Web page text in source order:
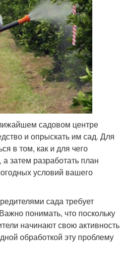
садовом центре
и опрыскать им сад. Для
в том, как и для чего
затем разработать план
условий вашего
сада требует
понимать, что поскольку
начинают свою активность
обработкой эту проблему